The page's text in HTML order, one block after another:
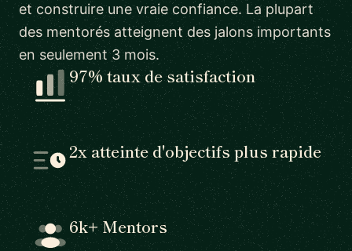
et construire une vraie confiance. La plupart
des mentorés atteignent des jalons importants
en seulement 3 mois.
97% taux de satisfaction
2x atteinte d'objectifs plus rapide
6k+ Mentors